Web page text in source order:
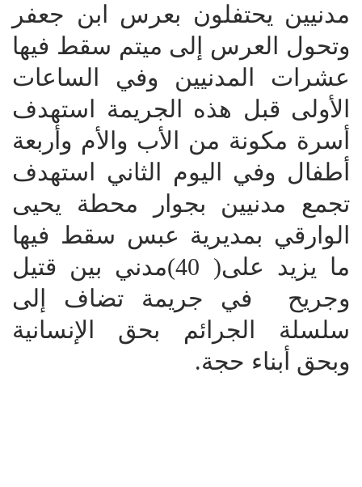
مدنيين يحتفلون بعرس ابن جعفر
وتحول العرس إلى ميتم سقط فيها
عشرات المدنيين وفي الساعات
الأولى قبل هذه الجريمة استهدف
أسرة مكونة من الأب والأم وأربعة
أطفال وفي اليوم الثاني استهدف
تجمع مدنيين بجوار محطة يحيى
الوارقي بمديرية عبس سقط فيها
ما يزيد على( 40)مدني بين قتيل
وجريح في جريمة تضاف إلى
سلسلة الجرائم بحق الإنسانية
وبحق أبناء حجة.